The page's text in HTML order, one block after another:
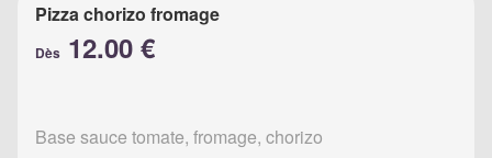
Pizza chorizo fromage
Dès 12.00 €
Base sauce tomate, fromage, chorizo